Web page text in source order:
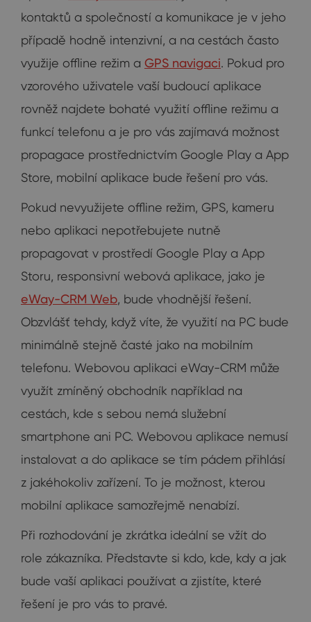
kontaktů a společností a komunikace je v jeho
případě hodně intenzivní, a na cestách často
využije offline režim a GPS navigaci. Pokud pro
vzorového uživatele vaší budoucí aplikace
rovněž najdete bohaté využití offline režimu a
funkcí telefonu a je pro vás zajímavá možnost
propagace prostřednictvím Google Play a App
Store, mobilní aplikace bude řešení pro vás.
Pokud nevyužijete offline režim, GPS, kameru
nebo aplikaci nepotřebujete nutně
propagovat v prostředí Google Play a App
Storu, responsivní webová aplikace, jako je
eWay-CRM Web, bude vhodnější řešení.
Obzvlášť tehdy, když víte, že využití na PC bude
minimálně stejně časté jako na mobilním
telefonu. Webovou aplikaci eWay-CRM může
využít zmíněný obchodník například na
cestách, kde s sebou nemá služební
smartphone ani PC. Webovou aplikace nemusí
instalovat a do aplikace se tím pádem přihlásí
z jakéhokoliv zařízení. To je možnost, kterou
mobilní aplikace samozřejmě nenabízí.
Při rozhodování je zkrátka ideální se vžít do
role zákazníka. Představte si kdo, kde, kdy a jak
bude vaší aplikaci používat a zjistíte, které
řešení je pro vás to pravé.